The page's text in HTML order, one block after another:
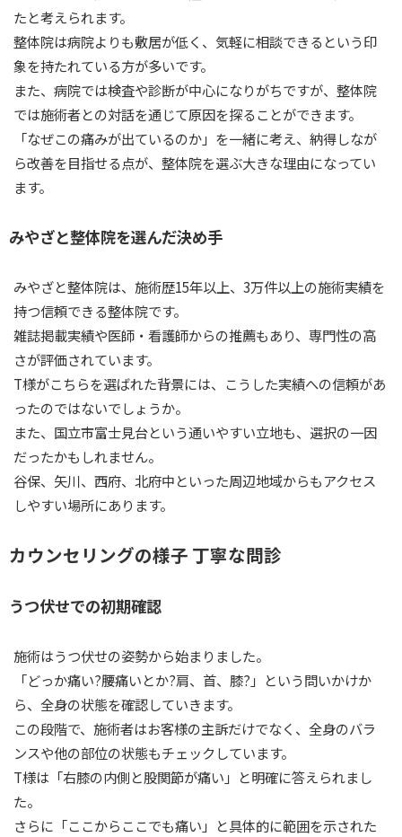
たと考えられます。
整体院は病院よりも敷居が低く、気軽に相談できるという印
象を持たれている方が多いです。
また、病院では検査や診断が中心になりがちですが、整体院
では施術者との対話を通じて原因を探ることができます。
「なぜこの痛みが出ているのか」を一緒に考え、納得しなが
ら改善を目指せる点が、整体院を選ぶ大きな理由になってい
ます。
みやざと整体院を選んだ決め手
みやざと整体院は、施術歴15年以上、3万件以上の施術実績を
持つ信頼できる整体院です。
雑誌掲載実績や医師・看護師からの推薦もあり、専門性の高
さが評価されています。
T様がこちらを選ばれた背景には、こうした実績への信頼があ
ったのではないでしょうか。
また、国立市富士見台という通いやすい立地も、選択の一因
だったかもしれません。
谷保、矢川、西府、北府中といった周辺地域からもアクセス
しやすい場所にあります。
カウンセリングの様子 丁寧な問診
うつ伏せでの初期確認
施術はうつ伏せの姿勢から始まりました。
「どっか痛い?腰痛いとか?肩、首、膝?」という問いかけか
ら、全身の状態を確認していきます。
この段階で、施術者はお客様の主訴だけでなく、全身のバラ
ンスや他の部位の状態もチェックしています。
T様は「右膝の内側と股関節が痛い」と明確に答えられまし
た。
さらに「ここからここでも痛い」と具体的に範囲を示された